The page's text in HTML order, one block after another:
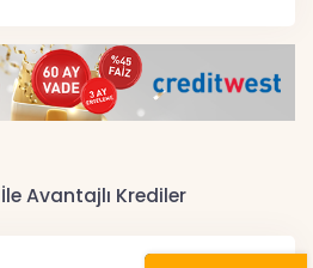
Avantajlı Krediler